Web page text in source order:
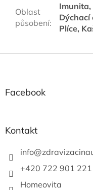
Oblast
působení:
Imunita,
Dýchací
Plíce,
Z
Facebook
Kontakt
info@
+420 722 901 221
Homeovita